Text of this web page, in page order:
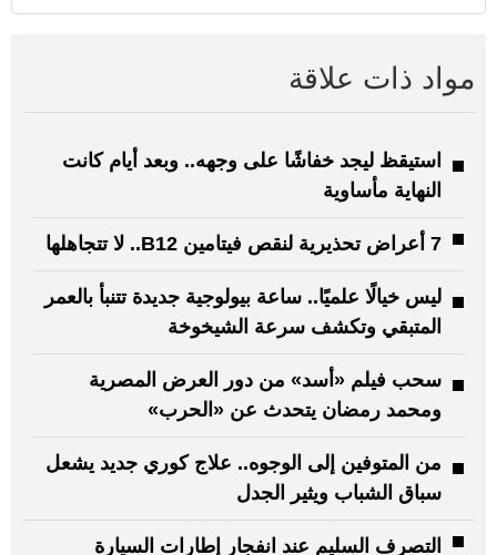
مواد ذات علاقة
استيقظ ليجد خفاشًا على وجهه.. وبعد أيام كانت
النهاية مأساوية
7 أعراض تحذيرية لنقص فيتامين B12.. لا تتجاهلها
ليس خيالًا علميًا.. ساعة بيولوجية جديدة تتنبأ بالعمر
المتبقي وتكشف سرعة الشيخوخة
سحب فيلم «أسد» من دور العرض المصرية
ومحمد رمضان يتحدث عن «الحرب»
من المتوفين إلى الوجوه.. علاج كوري جديد يشعل
سباق الشباب ويثير الجدل
التصرف السليم عند انفجار إطارات السيارة